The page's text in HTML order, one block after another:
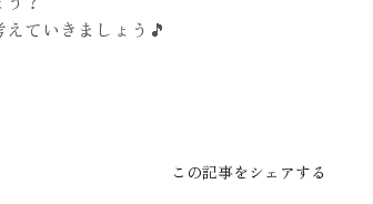
ていきましょう🎵
この記事をシェアする